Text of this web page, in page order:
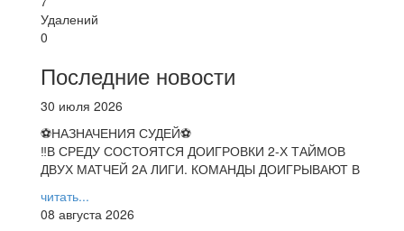
Удалений
0
Последние новости
30 июля 2026
⚽НАЗНАЧЕНИЯ СУДЕЙ⚽
‼В СРЕДУ СОСТОЯТСЯ ДОИГРОВКИ 2-Х ТАЙМОВ
ДВУХ МАТЧЕЙ 2А ЛИГИ. КОМАНДЫ ДОИГРЫВАЮТ В
читать...
08 августа 2026